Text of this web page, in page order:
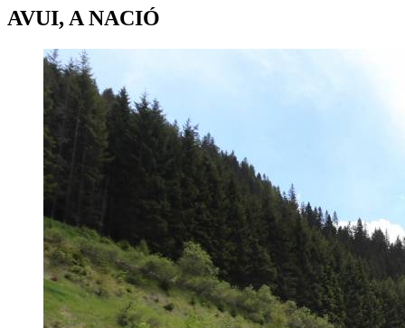
AVUI, A NACIÓ